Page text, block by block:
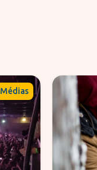
Médias